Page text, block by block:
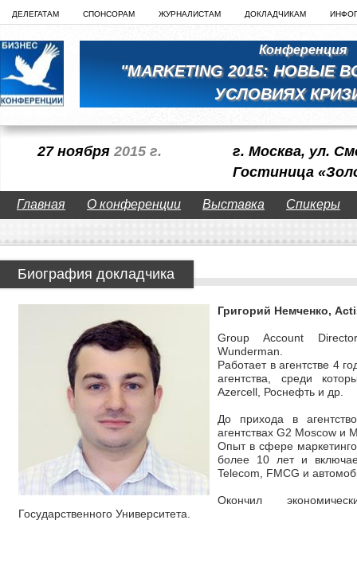
ДЕЛЕГАТАМ СПОНСОРАМ ЖУРНАЛИСТАМ ДОКЛАДЧИКАМ
Конференция
"MARKETING 2015: НОВЫЕ
УСЛОВИЯХ
27 ноября 2015 г.
г. Москва, ул.
Гостиница
Главная О конференции Выставка Спикеры
Биография докладчика
Григорий Немченко,
Group Account
Wunderman.
Работает в агентстве 4
агентства, среди
Azercell, Роснефть и др.
До прихода в
агентствах G2 Moscow и
Опыт в сфере
более 10 лет и
Telecom, FMCG и
Окончил
Государственного Университета.